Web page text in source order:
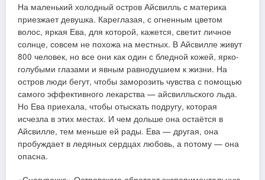
На маленький холодный остров Айсвилль с материка
приезжает девушка. Кареглазая, с огненным цветом
волос, яркая Ева, для которой, кажется, светит личное
солнце, совсем не похожа на местных. В Айсвилле живут
800 человек, но все они как один с бледной кожей, ярко-
голубыми глазами и явным равнодушием к жизни. На
остров люди бегут, чтобы заморозить чувства с помощью
самого эффективного лекарства — айсвилльского льда.
Но Ева приехала, чтобы отыскать подругу, которая
исчезла в этих местах. И чем дольше она остаётся в
Айсвилле, тем меньше ей рады. Ева — другая, она
пробуждает в ледяных сердцах любовь, а потому — она
опасна.